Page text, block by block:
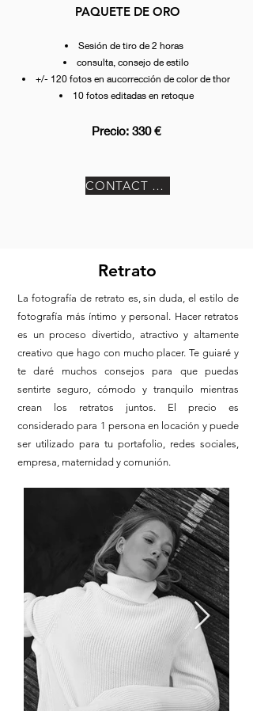
Sesión de tiro de 2 horas
consulta, consejo de estilo
+/- 120 fotos en aucorrección de color de thor
10 fotos editadas en retoque
Precio: 330 €
PAQUETE DE ORO
CONTACT ME
Retrato
La fotografía de retrato es, sin duda, el estilo de
fotografía más íntimo y personal. Hacer retratos
es un proceso divertido, atractivo y altamente
creativo que hago con mucho placer. Te guiaré y
te daré muchos consejos para que puedas
sentirte seguro, cómodo y tranquilo mientras
crean los retratos juntos. El precio es
considerado para 1 persona en locación y puede
ser utilizado para tu portafolio, redes sociales,
empresa, maternidad y comunión.